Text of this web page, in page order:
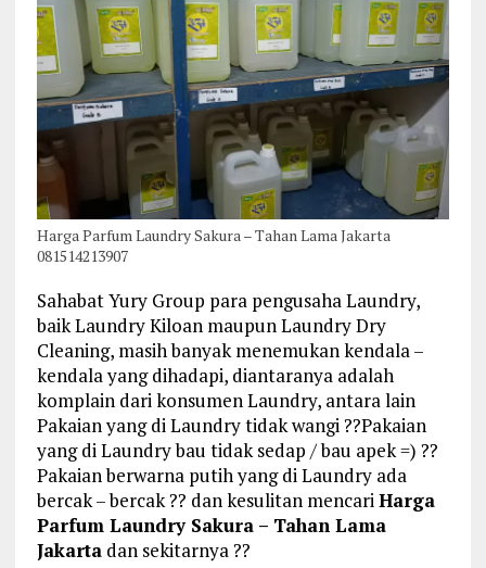
Harga Parfum Laundry Sakura – Tahan Lama Jakarta
081514213907
Sahabat Yury Group para pengusaha Laundry,
baik Laundry Kiloan maupun Laundry Dry
Cleaning, masih banyak menemukan kendala –
kendala yang dihadapi, diantaranya adalah
komplain dari konsumen Laundry, antara lain
Pakaian yang di Laundry tidak wangi ??Pakaian
yang di Laundry bau tidak sedap / bau apek =) ??
Pakaian berwarna putih yang di Laundry ada
bercak – bercak ?? dan kesulitan mencariHarga
Parfum Laundry Sakura – Tahan Lama
Jakartadan sekitarnya ??